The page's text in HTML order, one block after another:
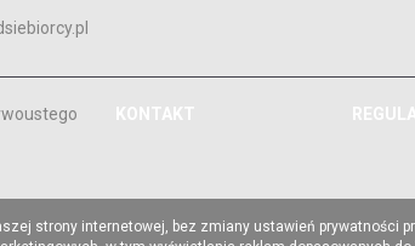
KONTAKT
strony internetowej, bez zmiany ustawień prywatności